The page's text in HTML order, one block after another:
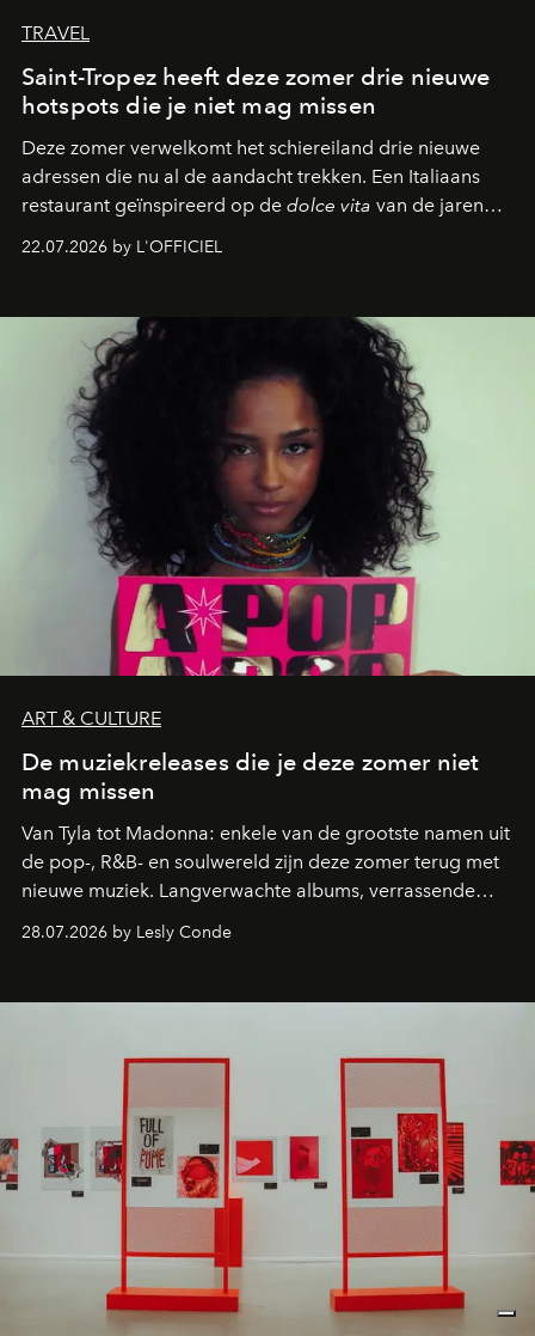
TRAVEL
Saint-Tropez heeft deze zomer drie nieuwe
hotspots die je niet mag missen
Deze zomer verwelkomt het schiereiland drie nieuwe
adressen die nu al de aandacht trekken. Een Italiaans
restaurant geïnspireerd op de dolce vita van de jaren
zestig, een Japanse hotspot die na zonsondergang
verandert in een bruisende ontmoetingsplek en de
neerstrijkt in Saint-Tropez. Dit zijn de nieuwe adressen
die deze zomer de toon zetten, van lange lunches tot
zwoele nachten.
22.07.2026 by L'OFFICIEL
ART & CULTURE
De muziekreleases die je deze zomer niet
mag missen
Van Tyla tot Madonna: enkele van de grootste namen uit
de pop-, R&B- en soulwereld zijn deze zomer terug met
nieuwe muziek. Langverwachte albums, verrassende
comebacks en veelbelovende nieuwe projecten: dit zijn
de releases die je niet mag missen.
28.07.2026 by Lesly Conde